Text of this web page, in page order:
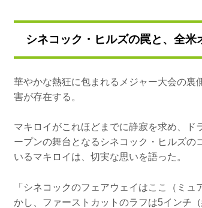
シネコック・ヒルズの罠と、全米
華やかな熱狂に包まれるメジャー大会の裏
害が存在する。
マキロイがこれほどまでに静寂を求め、ド
ープンの舞台となるシネコック・ヒルズの
いるマキロイは、切実な思いを語った。
「シネコックのフェアウェイはここ（ミ
かし、ファーストカットのラフは5インチ